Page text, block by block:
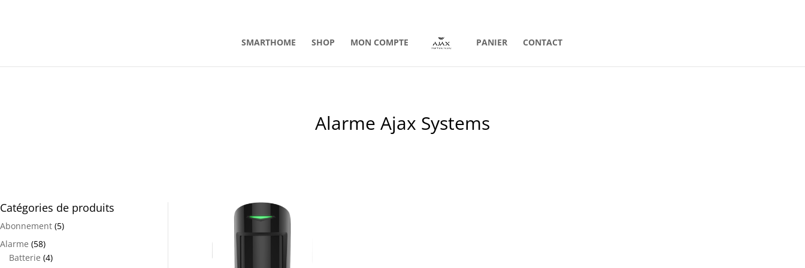
SMARTHOME SHOP MON COMPTE PANIER CONTACT
Alarme Ajax Systems
Catégories de produits
Abonnement (5)
Alarme (58)
Batterie (4)